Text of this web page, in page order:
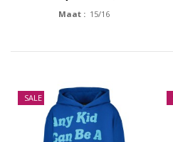
Maat : 15/16
SALE